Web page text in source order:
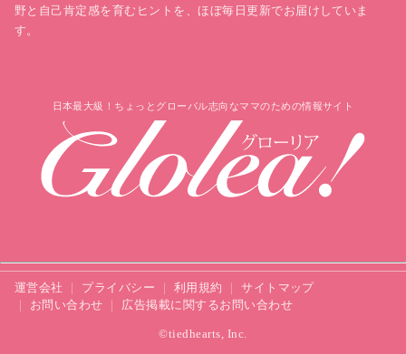
野と自己肯定感を育むヒントを、ほぼ毎日更新でお届けしていま
す。
日本最大級！ちょっとグローバル志向なママのための情報サイト
運営会社 プライバシー 利用規約
サイトマップ
お問い合わせ
広告掲載に関するお問い合わせ
©tiedhearts, Inc.